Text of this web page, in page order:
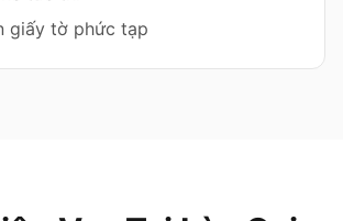
giấy tờ phức tạp